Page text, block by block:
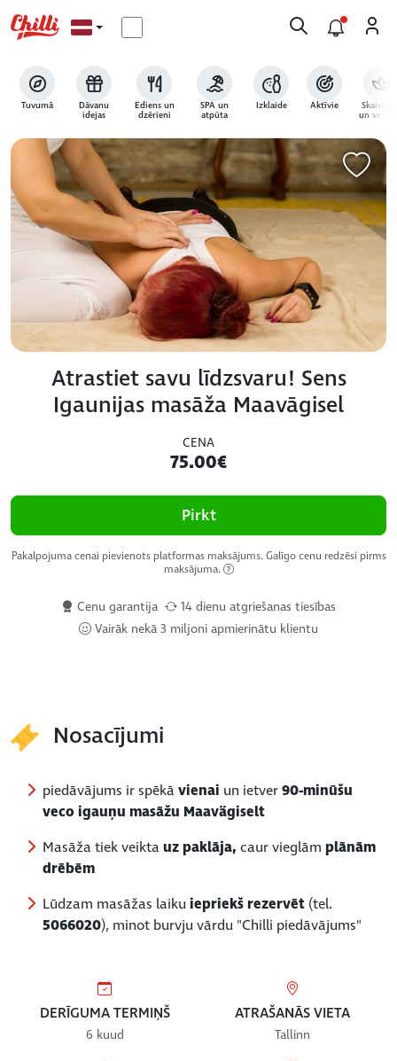
Tuvumā Dāvanu
idejas
Ēdiens un
dzērieni
SPA un
atpūta
Izklaide Aktīvie
un
Atrastiet savu līdzsvaru! Sens
Igaunijas masāža Maavāgisel
CENA
75.00€
Pirkt
Pakalpojuma cenai pievienots platformas maksājums. Galīgo cenu redzēsi pirms
maksājuma.
Cenu garantija
14 dienu atgriešanas tiesības
Vairāk nekā 3 miljoni apmierinātu klientu
Nosacījumi
piedāvājums ir spēkā vienai un ietver90-minūšu
veco igauņu masāžu Maavägiselt
Masāža tiek veikta uz paklāja, caur vieglām plānām
drēbēm
Lūdzam masāžas laiku iepriekš rezervēt (tel.
5066020), minot burvju vārdu "Chilli piedāvājums"
DERĪGUMA TERMIŅŠ
6 kuud
ATRAŠANĀS VIETA
Tallinn